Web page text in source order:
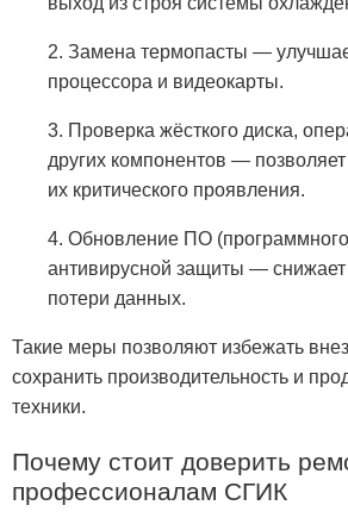
2. Замена термопасты —
процессора и видеокарты.
3. Проверка жёсткого диска,
других компонентов —
их критического проявления.
4. Обновление ПО
антивирусной защиты — снижает
потери данных.
Такие меры позволяют избежать
сохранить производительность и
техники.
Почему стоит доверить
профессионалам СГИК